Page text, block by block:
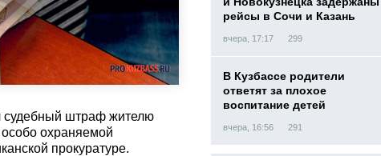
судебный штраф жителю
охраняемой
прокуратуре.
рейсы в Сочи и Казань
вчера, 17:17 299
В Кузбассе родители
ответят за плохое
воспитание детей
вчера, 16:56 291